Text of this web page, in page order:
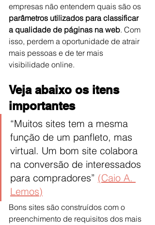
empresas não entendem quais são os
parâmetros utilizados para classificar
a qualidade de páginas na web. Com
isso, perdem a oportunidade de atrair
mais pessoas e de ter mais
visibilidade online.
Veja abaixo os itens
importantes
“Muitos sites tem a mesma
função de um panfleto, mas
virtual. Um bom site colabora
na conversão de interessados
para compradores” (Caio A.
Lemos)
Bons sites são construídos com o
preenchimento de requisitos dos mais